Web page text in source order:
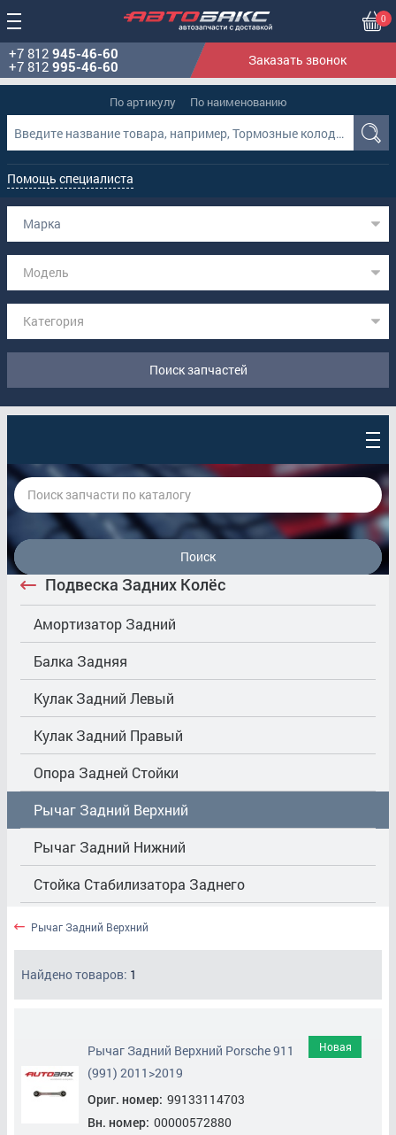
0
+7 812 945-46-60
+7 812 995-46-60 Заказать звонок
По артикулу По наименованию
Помощь специалиста
Марка
Модель
Категория
Поиск запчастей
Поиск
Подвеска Задних Колёс
Амортизатор Задний
Балка Задняя
Кулак Задний Левый
Кулак Задний Правый
Опора Задней Стойки
Рычаг Задний Верхний
Рычаг Задний Нижний
Стойка Стабилизатора Заднего
Ступица/Подшипник Задний
Рычаг Задний Верхний
Найдено товаров: 1
Новая
Рычаг Задний Верхний Porsche 911
(991) 2011>2019
Ориг. номер: 99133114703
Вн. номер: 00000572880